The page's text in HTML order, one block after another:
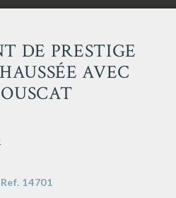
DE PRESTIGE
AVEC
Ref. 14701